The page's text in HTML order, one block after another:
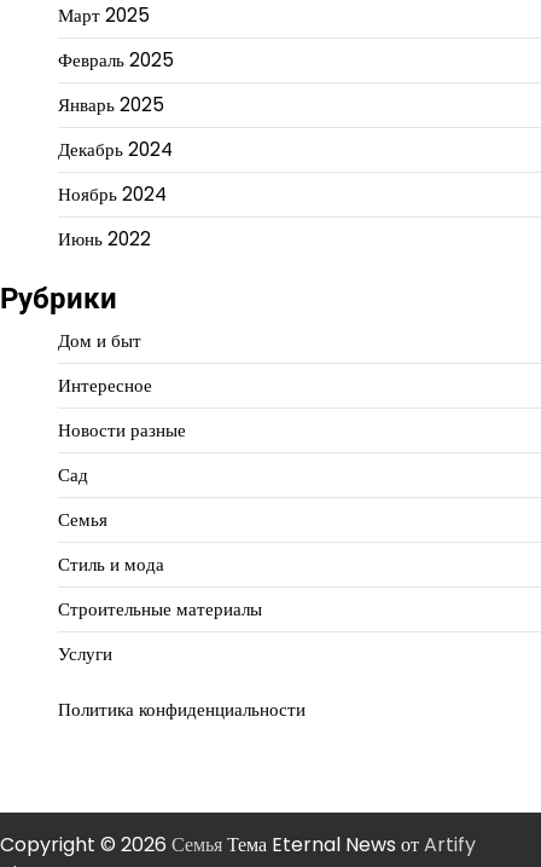
Март 2025
Февраль 2025
Январь 2025
Декабрь 2024
Ноябрь 2024
Июнь 2022
Рубрики
Дом и быт
Интересное
Новости разные
Сад
Семья
Стиль и мода
Строительные материалы
Услуги
Политика конфиденциальности
Copyright © 2026 СемьяТема Eternal News отArtify